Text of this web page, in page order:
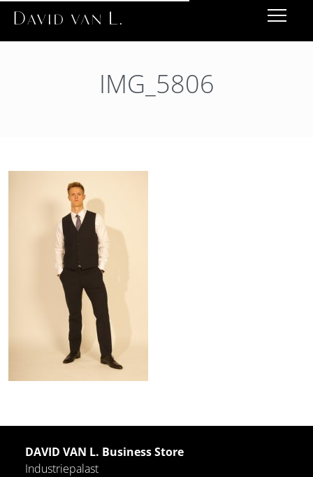
IMG_5806
DAVID VAN L. Business Store
Industriepalast